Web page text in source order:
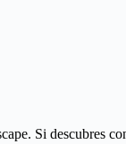
Si descubres